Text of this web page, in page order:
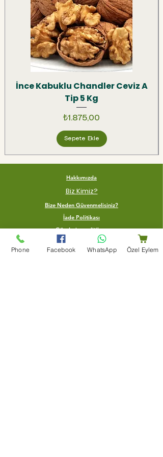
İnce Kabuklu Chandler Ceviz A
Tip 5 Kg
Fiyat
₺1.875,00
Sepete Ekle
Hakkımızda
Biz Kimiz?
Bize Neden Güvenmelisiniz?
İade Politikası
Gönderim politikası
Phone Facebook WhatsApp Özel Eylem